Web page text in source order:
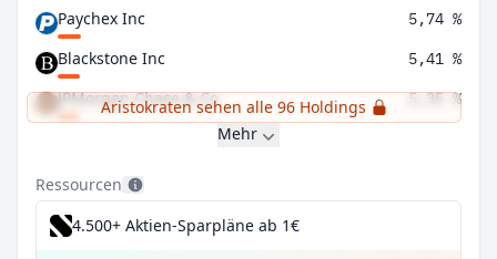
Paychex Inc
5,74 %
Blackstone Inc 5,41 %
JPMorgan Chase & Co 5,35 %
Aristokraten sehen alle 96 Holdings
Mehr
Ressourcen
4.500+ Aktien-Sparpläne ab 1€